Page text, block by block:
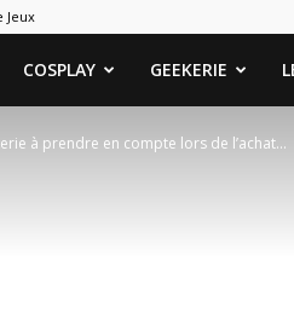
Jeux
COSPLAY GEEKERIE
à prendre en compte lors de l’achat...